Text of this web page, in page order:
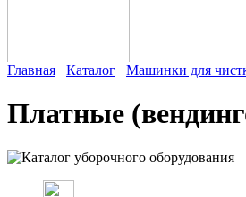
Главная Каталог Машинки для
Платные